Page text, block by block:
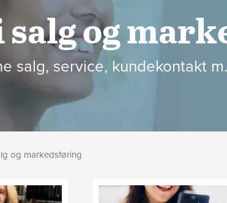
og
salg, service, kundekontakt
og markedsføring